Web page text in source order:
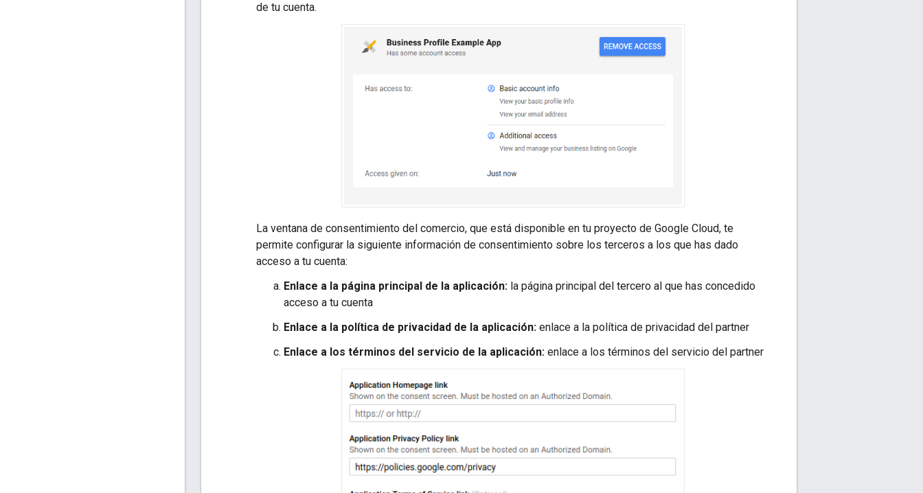
de tu cuenta.
La ventana de consentimiento del comercio, que está disponible en tu proyecto de Google Cloud, te
permite configurar la siguiente información de consentimiento sobre los terceros a los que has dado
acceso a tu cuenta:
Enlace a la página principal de la aplicación: la página principal del tercero al que has concedido
acceso a tu cuenta
Enlace a la política de privacidad de la aplicación: enlace a la política de privacidad del partner
Enlace a los términos del servicio de la aplicación: enlace a los términos del servicio del partner